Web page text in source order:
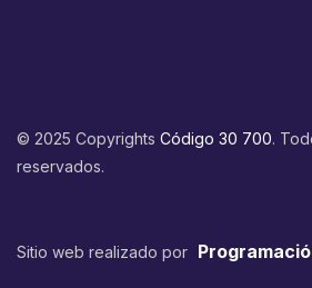
© 2025 Copyrights Código 30 700.
reservados.
Sitio web realizado por